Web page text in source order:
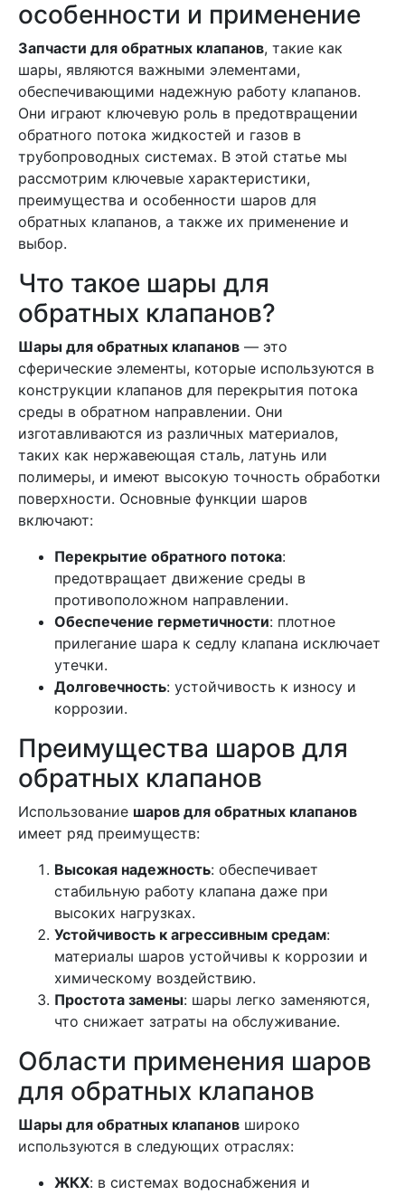
особенности и применение
Запчасти для обратных клапанов, такие как
шары, являются важными элементами,
обеспечивающими надежную работу клапанов.
Они играют ключевую роль в предотвращении
обратного потока жидкостей и газов в
трубопроводных системах. В этой статье мы
рассмотрим ключевые характеристики,
преимущества и особенности шаров для
обратных клапанов, а также их применение и
выбор.
Что такое шары для
обратных клапанов?
Шары для обратных клапанов — это
сферические элементы, которые используются в
конструкции клапанов для перекрытия потока
среды в обратном направлении. Они
изготавливаются из различных материалов,
таких как нержавеющая сталь, латунь или
полимеры, и имеют высокую точность обработки
поверхности. Основные функции шаров
включают:
Перекрытие обратного потока:
предотвращает движение среды в
противоположном направлении.
Обеспечение герметичности: плотное
прилегание шара к седлу клапана исключает
утечки.
Долговечность: устойчивость к износу и
коррозии.
Преимущества шаров для
обратных клапанов
Использование шаров для обратных клапанов
имеет ряд преимуществ:
Высокая надежность: обеспечивает
стабильную работу клапана даже при
высоких нагрузках.
Устойчивость к агрессивным средам:
материалы шаров устойчивы к коррозии и
химическому воздействию.
Простота замены: шары легко заменяются,
что снижает затраты на обслуживание.
Области применения шаров
для обратных клапанов
Шары для обратных клапанов широко
используются в следующих отраслях:
ЖКХ: в системах водоснабжения и